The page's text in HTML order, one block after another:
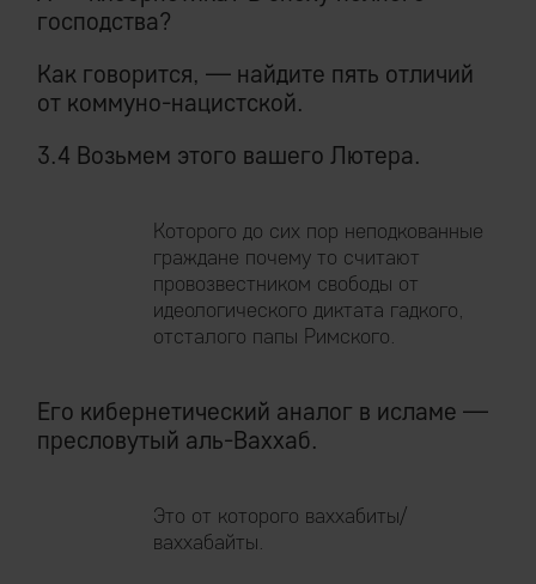
господства?
Как говорится, — найдите пять отличий
от коммуно-нацистской.
3.4 Возьмем этого вашего Лютера.
Которого до сих пор неподкованные
граждане почему то считают
провозвестником свободы от
идеологического диктата гадкого,
отсталого папы Римского.
Его кибернетический аналог в исламе —
пресловутый аль-Ваххаб.
Это от которого ваххабиты/
ваххабайты.